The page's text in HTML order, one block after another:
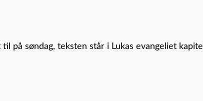
på søndag, teksten står i Lukas evangeliet kapitel